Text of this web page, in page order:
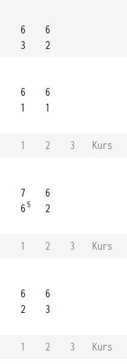
6
3
6
2
6
1
6
1
1 2 3
Kurs
7
6 5
6
2
1 2 3
Kurs
6
2
6
3
1 2 3
Kurs